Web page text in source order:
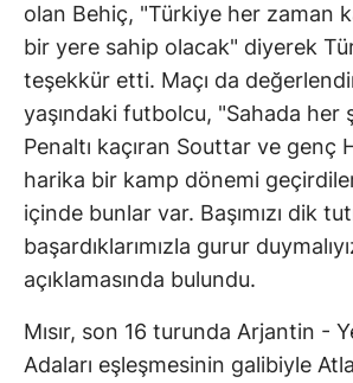
olan Behiç, "Türkiye her zaman
bir yere sahip olacak" diyerek
teşekkür etti. Maçı da
yaşındaki futbolcu, "Sahada her
Penaltı kaçıran Souttar ve genç
harika bir kamp dönemi
içinde bunlar var. Başımızı dik
başardıklarımızla gurur
açıklamasında bulundu.
Mısır, son 16 turunda Arjantin -
Adaları eşleşmesinin galibiyle